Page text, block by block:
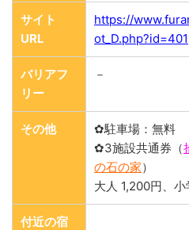
サイト
URL
https://
ot_D.php?id=401
バリアフ
リー
－
その他
✿駐車場：無料
✿3施設共通券（
の石の家）
大人 1,200円、
付近の宿